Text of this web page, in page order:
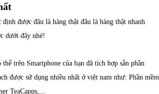
được đâu là hàng thật đâu là hàng thật nhanh
dưới đây nhé!
trên Smartphone của bạn đã tích hợp sẵn phần
được sử dụng nhiều nhất ở việt nam như: Phần mềm
TeaCapps,...